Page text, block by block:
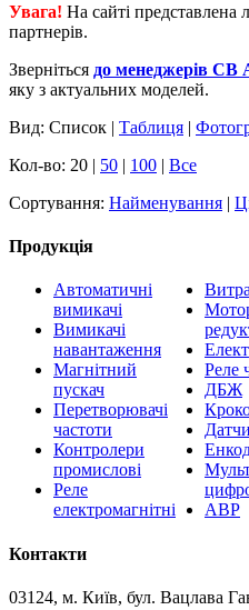
Увага! На сайті представлена
партнерів.
Зверніться до менеджерів
яку з актуальних моделей.
Вид: Список | Таблиця |
Кол-во: 20 | 50 | 100 | Все
Сортування: Найменування |
Продукція
Автоматичні
вимикачі
Вимикачі
навантаження
Магнітний
пускач
Перетворювачі
частоти
Контролери
промислові
Реле
електромагнітні
Реле
ДБЖ
АВР
Контакти
03124, м. Київ, бул. Вацлава